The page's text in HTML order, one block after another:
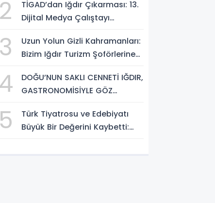
Dezenformasyonla Mücadele
Kapasite Geliştirme Eğitimi
2
TİGAD’dan Iğdır Çıkarması: 13.
Dijital Medya Çalıştayı
3
Uzun Yolun Gizli Kahramanları:
Bizim Iğdır Turizm Şoförlerine
4
DOĞU’NUN SAKLI CENNETİ IĞDIR,
GASTRONOMİSİYLE GÖZ
ANADOLU KÜLTÜRÜNÜN
BULUŞMA NOKTASI
5
Türk Tiyatrosu ve Edebiyatı
Büyük Bir Değerini Kaybetti: